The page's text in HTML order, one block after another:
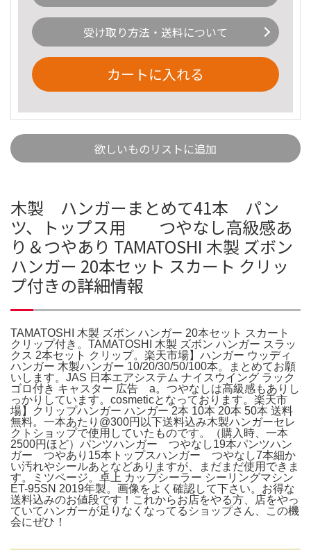
受け取り方法・送料について
カートに入れる
欲しいものリストに追加
木製 ハンガーまとめて41本 パン
ツ、トップス用 つやなし高級感あ
り＆つやあり TAMATOSHI 木製 ズボン
ハンガー 20本セット スカート クリッ
プ付きの詳細情報
TAMATOSHI 木製 ズボン ハンガー 20本セット スカート
クリップ付き。TAMATOSHI 木製 ズボン ハンガー スラッ
クス 2本セット クリップ。楽天市場】ハンガー ウッディ
ハンガー 木製ハンガー 10/20/30/50/100本。まとめてお願
いします。JAS 日本エアシステム ナイスウイング ラック
ゴロ付き キャスター 広告 a。つやなしは高級感もありし
っかりしています。cosmeticとなっております。楽天市
場】クリップハンガー ハンガー 2本 10本 20本 50本 送料
無料。一本あたり@300円以下送料込み木製ハンガーセレ
クトショップで使用していたものです。（購入時、一本
2500円ほど）パンツハンガー つやなし19本パンツハン
ガー つやあり15本トップスハンガー つやなし7本細か
い汚れやシールあとなどありますが、まだまだ使用できま
す。ミツページ。卓上 カップシーラー シーリングマシン
ET-95SN 2019年製。画像をよく確認して下さい。お得な
送料込みのお値段です！これからお店をやる方、店をやっ
ていてハンガーが足りなくなってるショップさん、この機
会にぜひ！